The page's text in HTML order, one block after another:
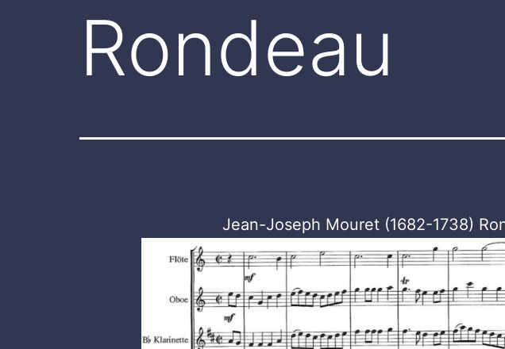
Rondeau
Jean-Joseph Mouret (1682-1738)